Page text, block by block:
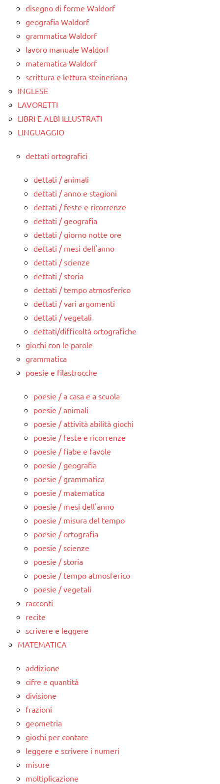
disegno di forme Waldorf
geografia Waldorf
grammatica Waldorf
lavoro manuale Waldorf
matematica Waldorf
scrittura e lettura steineriana
INGLESE
LAVORETTI
LIBRI E ALBI ILLUSTRATI
LINGUAGGIO
dettati ortografici
dettati / animali
dettati / anno e stagioni
dettati / feste e ricorrenze
dettati / geografia
dettati / giorno notte ore
dettati / mesi dell'anno
dettati / scienze
dettati / storia
dettati / tempo atmosferico
dettati / vari argomenti
dettati / vegetali
dettati/difficoltà ortografiche
giochi con le parole
grammatica
poesie e filastrocche
poesie / a casa e a scuola
poesie / animali
poesie / attività abilità giochi
poesie / feste e ricorrenze
poesie / fiabe e favole
poesie / geografia
poesie / grammatica
poesie / matematica
poesie / mesi dell'anno
poesie / misura del tempo
poesie / ortografia
poesie / scienze
poesie / storia
poesie / tempo atmosferico
poesie / vegetali
racconti
recite
scrivere e leggere
MATEMATICA
addizione
cifre e quantità
divisione
frazioni
geometria
giochi per contare
leggere e scrivere i numeri
misure
moltiplicazione